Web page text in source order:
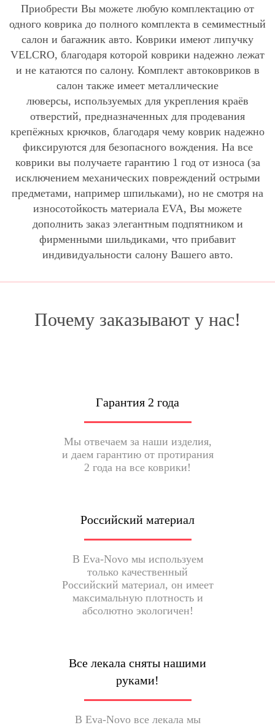
Приобрести Вы можете любую комплектацию от
одного коврика до полного комплекта в семиместный
салон и багажник авто. Коврики имеют липучку
VELCRO, благодаря которой коврики надежно лежат
и не катаются по салону. Комплект автоковриков в
салон также имеет металлические
люверсы, используемых для укрепления краёв
отверстий, предназначенных для продевания
крепёжных крючков, благодаря чему коврик надежно
фиксируются для безопасного вождения. На все
коврики вы получаете гарантию 1 год от износа (за
исключением механических повреждений острыми
предметами, например шпильками), но не смотря на
износотойкость материала EVA, Вы можете
дополнить заказ элегантным подпятником и
фирменными шильдиками, что прибавит
индивидуальности салону Вашего авто.
Почему заказывают у нас!
Гарантия 2 года
Мы отвечаем за наши изделия,
и даем гарантию от протирания
2 года на все коврики!
Российский материал
В Eva-Novo мы используем
только качественный
Российский материал, он имеет
максимальную плотность и
абсолютно экологичен!
Все лекала сняты нашими
руками!
В Eva-Novo все лекала мы